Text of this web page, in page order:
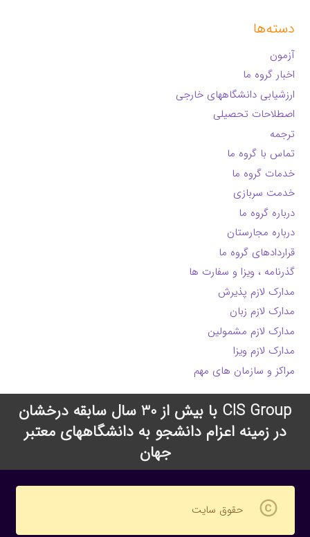
دسته‌ها
آزمون
اخبار گروه ما
ارزشیابی دانشگاههای خارجی
اصطلاحات تحصیلی
ترجمه
تماس با گروه ما
خدمات گروه ما
خدمت سربازی
درباره گروه ما
درباره مجارستان
قراردادهای گروه ما
گذرنامه ، ویزا و سفارت ها
مدارک لازم پذیرش
مدارک لازم زبان
مدارک لازم مشمولین
مدارک لازم ویزا
مراکز و سازمان های مهم
CIS Group با بیش از 30 سال سابقه درخشان
در زمینه اعزام دانشجو به دانشگاههای معتبر
جهان
copyright حقوق سایت